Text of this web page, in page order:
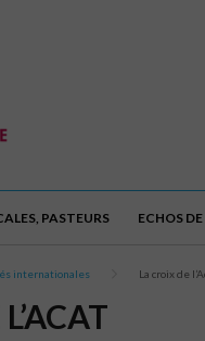
PASTEURS ECHOS
internationales La croix de